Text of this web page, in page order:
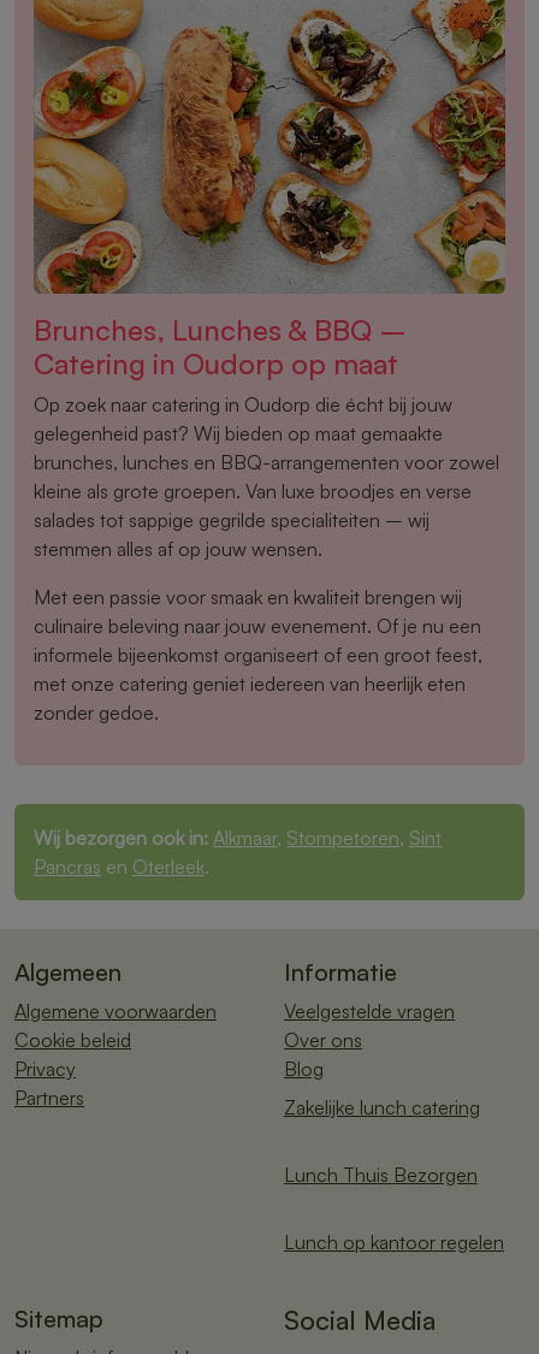
Brunches, Lunches & BBQ –
Catering in Oudorp op maat
Op zoek naar catering in Oudorp die écht bij jouw
gelegenheid past? Wij bieden op maat gemaakte
brunches, lunches en BBQ-arrangementen voor zowel
kleine als grote groepen. Van luxe broodjes en verse
salades tot sappige gegrilde specialiteiten – wij
stemmen alles af op jouw wensen.
Met een passie voor smaak en kwaliteit brengen wij
culinaire beleving naar jouw evenement. Of je nu een
informele bijeenkomst organiseert of een groot feest,
met onze catering geniet iedereen van heerlijk eten
zonder gedoe.
Wij bezorgen ook in: Alkmaar, Stompetoren, Sint
Pancras en Oterleek.
Algemeen
Algemene voorwaarden
Cookie beleid
Privacy
Partners
Informatie
Veelgestelde vragen
Over ons
Blog
Zakelijke lunch catering
Lunch Thuis Bezorgen
Lunch op kantoor regelen
Sitemap Social Media